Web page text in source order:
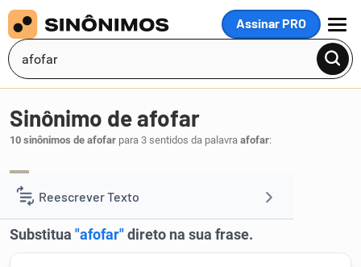
Assinar PRO
MENU
Reescrever Texto
Resumir Texto
Sinônimo de afofar
10 sinônimos de afofar para 3 sentidos da palavra afofar: